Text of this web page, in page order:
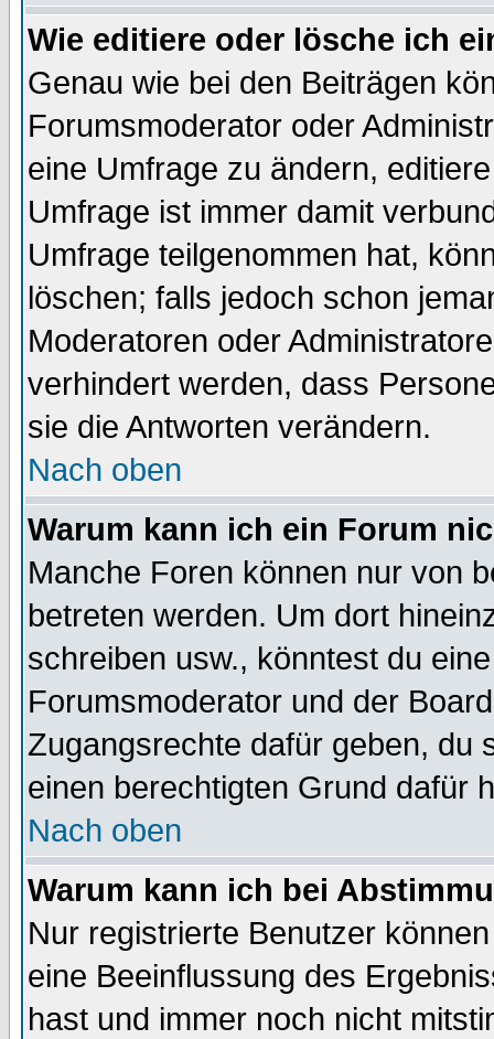
Wie editiere oder lösche ich
Genau wie bei den Beiträgen
Forumsmoderator oder
eine Umfrage zu ändern,
Umfrage ist immer damit
Umfrage teilgenommen hat,
löschen; falls jedoch schon
Moderatoren oder
verhindert werden, dass
sie die Antworten verändern.
Nach oben
Warum kann ich ein Forum
Manche Foren können nur von
betreten werden. Um dort
schreiben usw., könntest du
Forumsmoderator und der
Zugangsrechte dafür geben, du
einen berechtigten Grund dafür
Nach oben
Warum kann ich bei
Nur registrierte Benutzer
eine Beeinflussung des
hast und immer noch nicht